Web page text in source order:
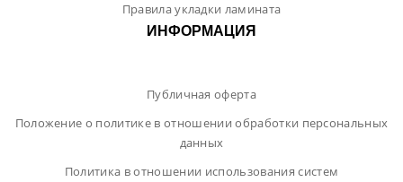
Правила укладки ламината
ИНФОРМАЦИЯ
Публичная оферта
Положение о политике в отношении обработки персональных
данных
Политика в отношении использования систем